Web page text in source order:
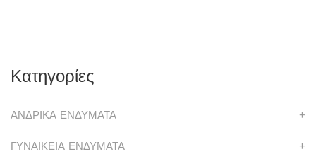
Κατηγορίες
ΑΝΔΡΙΚΑ ΕΝΔΥΜΑΤΑ +
ΓΥΝΑΙΚΕΙΑ ΕΝΔΥΜΑΤΑ +